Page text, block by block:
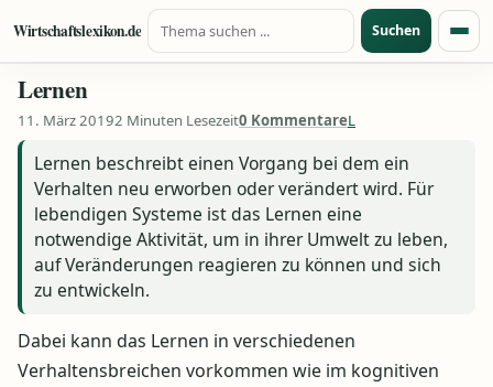
Zum Inhalt springen
Wirtschaftslexikon.de
Suche nach:
Suchen
Lernen
11. März 20192 Minuten Lesezeit0 KommentareL
Lernen beschreibt einen Vorgang bei dem ein
Verhalten neu erworben oder verändert wird. Für
lebendigen Systeme ist das Lernen eine
notwendige Aktivität, um in ihrer Umwelt zu leben,
auf Veränderungen reagieren zu können und sich
zu entwickeln.
Dabei kann das Lernen in verschiedenen
Verhaltensbreichen vorkommen wie im kognitiven